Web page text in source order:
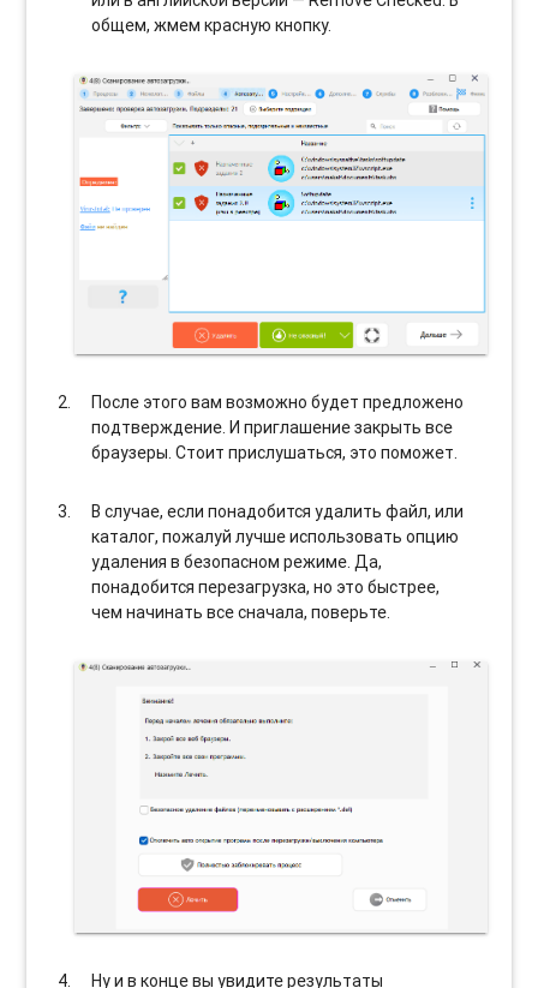
общем, жмем красную кнопку.
После этого вам возможно будет предложено
подтверждение. И приглашение закрыть все
браузеры. Стоит прислушаться, это поможет.
В случае, если понадобится удалить файл, или
каталог, пожалуй лучше использовать опцию
удаления в безопасном режиме. Да,
понадобится перезагрузка, но это быстрее,
чем начинать все сначала, поверьте.
Ну и в конце вы увидите результаты